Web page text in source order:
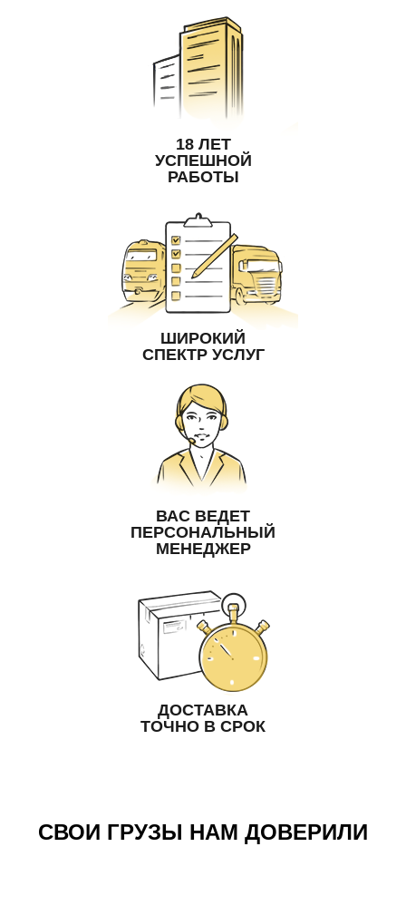
18 ЛЕТ
УСПЕШНОЙ
РАБОТЫ
ШИРОКИЙ
СПЕКТР УСЛУГ
ВАС ВЕДЕТ
ПЕРСОНАЛЬНЫЙ
МЕНЕДЖЕР
ДОСТАВКА
ТОЧНО В СРОК
СВОИ ГРУЗЫ НАМ ДОВЕРИЛИ